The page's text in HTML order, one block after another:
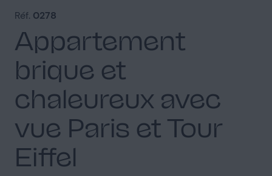
Entrée
Couloir
Réf. 0278
Appartement
brique et
chaleureux avec
vue Paris et Tour
Eiffel